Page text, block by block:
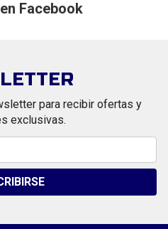
Facebook
para recibir ofertas y
exclusivas.